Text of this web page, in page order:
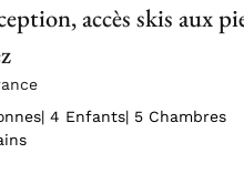
accès skis aux
| 4 Enfants| 5 Chambres